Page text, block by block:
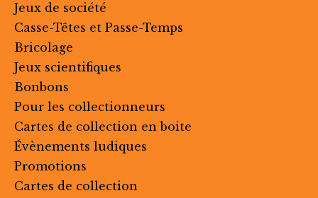
Jeux de société
Casse-Têtes et Passe-Temps
Bricolage
Jeux scientifiques
Bonbons
Pour les collectionneurs
Cartes de collection en boite
Évènements ludiques
Promotions
Cartes de collection